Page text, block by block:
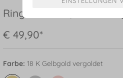
Ring Blossom, 18 K
€ 49,90*
Farbe: 18 K Gelbgold vergoldet